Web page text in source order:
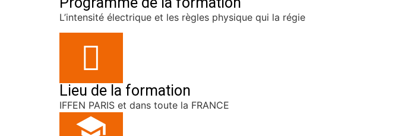
L’intensité électrique et les règles physique qui la régie
Lieu de la formation
IFFEN PARIS et dans toute la FRANCE